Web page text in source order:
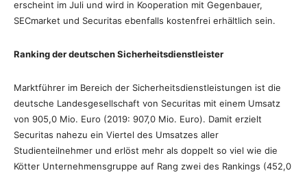
erscheint im Juli und wird in Kooperation mit Gegenbauer,
SECmarket und Securitas ebenfalls kostenfrei erhältlich sein.
Ranking der deutschen Sicherheitsdienstleister
Marktführer im Bereich der Sicherheitsdienstleistungen ist die
deutsche Landesgesellschaft von Securitas mit einem Umsatz
von 905,0 Mio. Euro (2019: 907,0 Mio. Euro). Damit erzielt
Securitas nahezu ein Viertel des Umsatzes aller
Studienteilnehmer und erlöst mehr als doppelt so viel wie die
Kötter Unternehmensgruppe auf Rang zwei des Rankings (452,0